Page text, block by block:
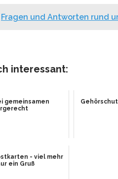
Fragen und Antworten rund
interessant:
gemeinsamen
- viel mehr
ein Gruß